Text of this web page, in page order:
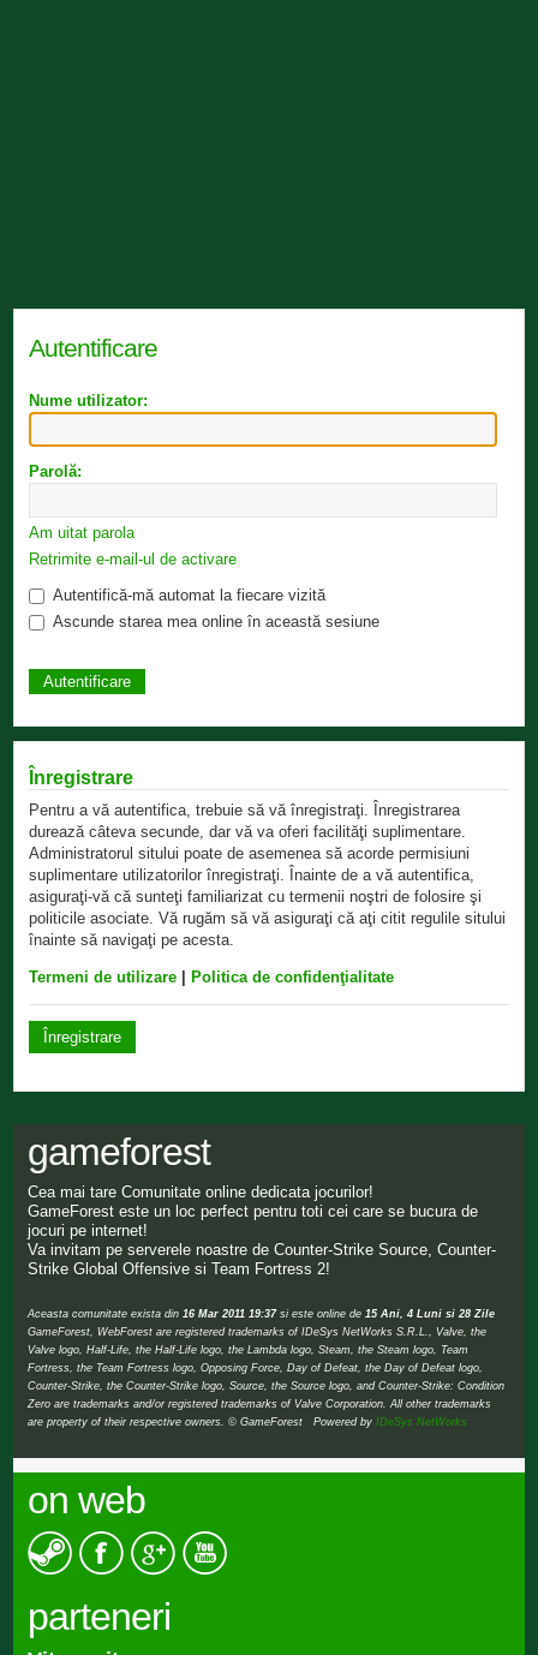
Autentificare
Nume utilizator:
Parolă:
Am uitat parola
Retrimite e-mail-ul de activare
Autentifică-mă automat la fiecare vizită
Ascunde starea mea online în această sesiune
Înregistrare
Pentru a vă autentifica, trebuie să vă înregistraţi. Înregistrarea
durează câteva secunde, dar vă va oferi facilităţi suplimentare.
Administratorul sitului poate de asemenea să acorde permisiuni
suplimentare utilizatorilor înregistraţi. Înainte de a vă autentifica,
asiguraţi-vă că sunteţi familiarizat cu termenii noştri de folosire şi
politicile asociate. Vă rugăm să vă asiguraţi că aţi citit regulile sitului
înainte să navigaţi pe acesta.
Termeni de utilizare Politica de confidenţialitate
Înregistrare
gameforest
Cea mai tare Comunitate online dedicata jocurilor!
GameForest este un loc perfect pentru toti cei care se bucura de
jocuri pe internet!
Va invitam pe serverele noastre de Counter-Strike Source, Counter-
Strike Global Offensive si Team Fortress 2!
Aceasta comunitate exista din 16 Mar 2011 19:37si este online de 15 Ani, 4 Luni si 28 Zile
GameForest, WebForest are registered trademarks of IDeSys NetWorks S.R.L., Valve, the
Valve logo, Half-Life, the Half-Life logo, the Lambda logo, Steam, the Steam logo, Team
Fortress, the Team Fortress logo, Opposing Force, Day of Defeat, the Day of Defeat logo,
Counter-Strike, the Counter-Strike logo, Source, the Source logo, and Counter-Strike: Condition
Zero are trademarks and/or registered trademarks of Valve Corporation. All other trademarks
are property of their respective owners. © GameForest Powered byIDeSys NetWorks
on web
parteneri